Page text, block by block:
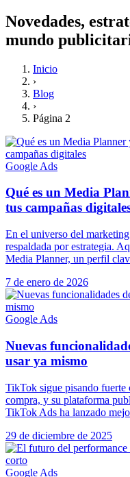
Novedades,
mundo
Inicio
›
Blog
›
Página 2
Google Ads
Qué es un Media
tus campañas
En el universo del
respaldada por estrategia.
Media Planner, un perfil
7 de enero de 2026
Google Ads
Nuevas
usar ya mismo
TikTok sigue pisando fuerte
compra, y su plataforma
TikTok Ads ha lanzado
29 de diciembre de 2025
Google Ads